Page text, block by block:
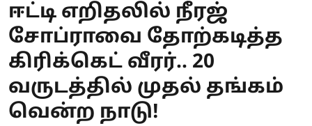
ஈட்டி எறிதலில் நீரஜ்
சோப்ராவை தோற்கடித்த
கிரிக்கெட் வீரர்.. 20
வருடத்தில் முதல் தங்கம்
வென்ற நாடு!